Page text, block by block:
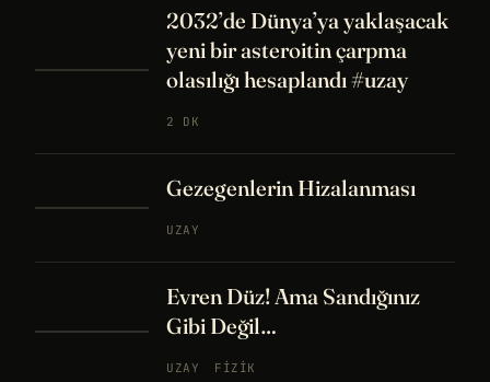
2032’de Dünya’ya yaklaşacak
yeni bir asteroitin çarpma
olasılığı hesaplandı #uzay
2 DK
Gezegenlerin Hizalanması
UZAY
Evren Düz! Ama Sandığınız
Gibi Değil…
UZAY FIZIK